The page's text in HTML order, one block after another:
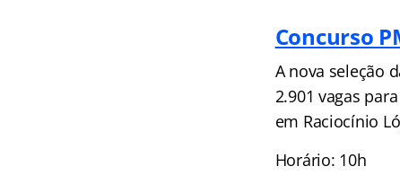
Concurso
A nova seleção
2.901 vagas
em Raciocínio
Horário: 10h